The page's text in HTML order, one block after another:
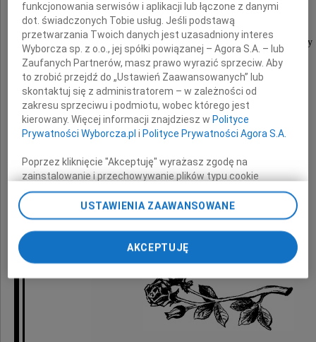
wyrazy głębokiego współczucia i słowa otuchy
z powodu śmierci
Taty
składają
Zarząd i Pracownicy
ELEKTROTIM S.A.
funkcjonowania serwisów i aplikacji lub łączone z danymi
dot. świadczonych Tobie usług. Jeśli podstawą
przetwarzania Twoich danych jest uzasadniony interes
Wyborcza sp. z o.o., jej spółki powiązanej – Agora S.A. – lub
Zaufanych Partnerów, masz prawo wyrazić sprzeciw. Aby
to zrobić przejdź do „Ustawień Zaawansowanych” lub
skontaktuj się z administratorem – w zależności od
zakresu sprzeciwu i podmiotu, wobec którego jest
kierowany. Więcej informacji znajdziesz w Polityce
Prywatności Wyborcza.pl i Polityce Prywatności Agora S.A.
Poprzez kliknięcie "Akceptuję" wyrażasz zgodę na
zainstalowanie i przechowywanie plików typu cookie
Wyborczej sp. z o. o. jej Zaufanych Partnerów i Agora S.A.
na Twoim urządzeniu końcowym. Możesz też w każdej
chwili zmienić swoje preferencje dot. plików cookie,
ponownie wywołując narzędzie do zarządzania Twoimi
preferencjami dot. przetwarzania danych poprzez
odnośnik „Ustawienia prywatności” w stopce serwisu i
Zmiana ustawień plików cookie możliwa jest także za
pomocą ustawień przeglądarki.
My, nasi Zaufani Partnerzy i Agora S.A. możemy
USTAWIENIA ZAAWANSOWANE
AKCEPTUJĘ